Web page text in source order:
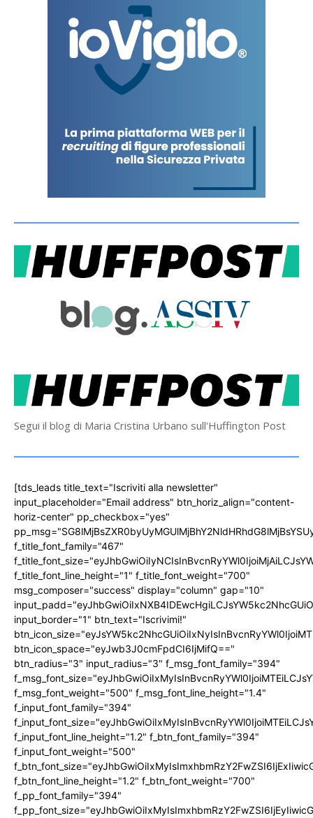
Segui il blog di Maria Cristina Urbano sull'Huffington Post
[tds_leads title_text="Iscriviti alla newsletter"
input_placeholder="Email address" btn_horiz_align="content-
horiz-center" pp_checkbox="yes"
f_title_font_family="467"
f_title_font_line_height="1" f_title_font_weight="700"
msg_composer="success" display="column" gap="10"
input_border="1" btn_text="Iscrivimi!"
btn_icon_space="eyJwb3J0cmFpdCI6IjMifQ=="
btn_radius="3" input_radius="3" f_msg_font_family="394"
f_msg_font_weight="500" f_msg_font_line_height="1.4"
f_input_font_family="394"
f_input_font_line_height="1.2" f_btn_font_family="394"
f_input_font_weight="500"
f_btn_font_line_height="1.2" f_btn_font_weight="700"
f_pp_font_family="394"